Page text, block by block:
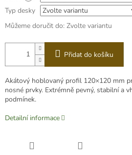
Typ desky
Můžeme doručit do: Zvolte variantu
Přidat do košíku
Akátový hoblovaný profil 120×120 mm
nosné prvky. Extrémně pevný, stabilní a
podmínek.
Detailní informace